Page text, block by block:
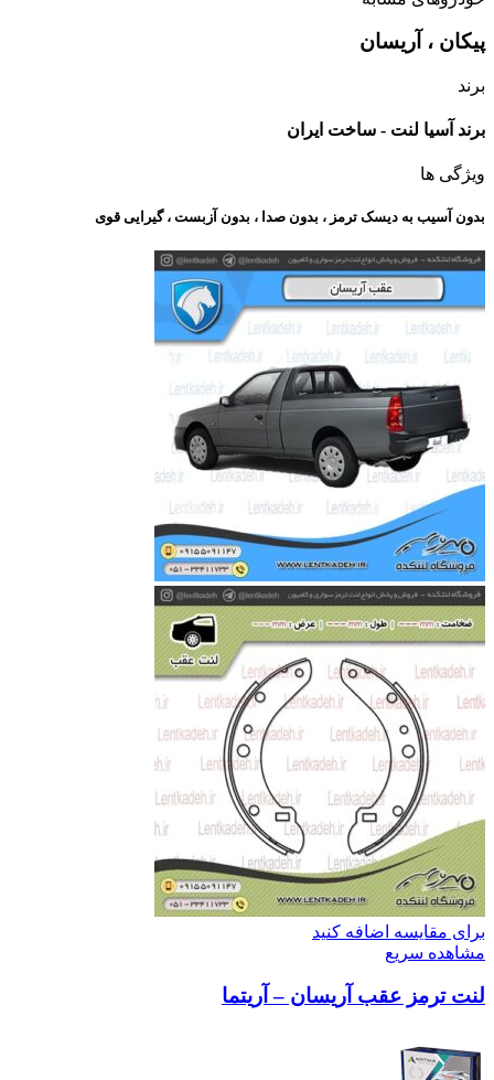
پیکان ، آریسان
برند
برند آسیا لنت - ساخت ایران
ویژگی ها
بدون آسیب به دیسک ترمز ، بدون صدا ، بدون آزبست ، گیرایی قوی​
برای مقایسه اضافه کنید
مشاهده سریع
لنت ترمز عقب آریسان – آریتما